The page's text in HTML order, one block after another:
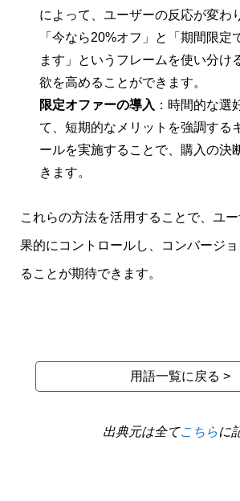
によって、ユーザーの反応が変わ
「今なら20%オフ」と「期間限定
ます」というフレームを使い分け
欲を高めることができます​。
限定オファーの導入 ：時間的な選
て、短期的なメリットを強調する
ールを実施することで、購入の決
きます。
これらの方法を活用することで、ユ
果的にコントロールし、コンバージ
ることが期待できます。
用語一覧に戻る >
出典元は全てこちら に